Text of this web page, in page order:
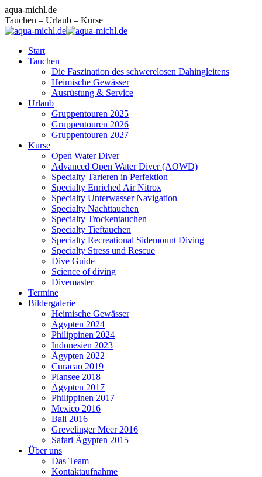
Zum
Inhalt
springen
Facebook
page
opens
new
window
Instagram
page
opens
new
window
E-
Mail
page
new
aqua-michl.de
Tauchen – Urlaub – Kurse
Start
Tauchen
Die Faszination des schwerelosen Dahingleitens
Heimische Gewässer
Ausrüstung & Service
Urlaub
Gruppentouren 2025
Gruppentouren 2026
Gruppentouren 2027
Kurse
Open Water Diver
Advanced Open Water Diver (AOWD)
Specialty Tarieren in Perfektion
Specialty Enriched Air Nitrox
Specialty Unterwasser Navigation
Specialty Nachttauchen
Specialty Trockentauchen
Specialty Tieftauchen
Specialty Recreational Sidemount Diving
Specialty Stress und Rescue
Dive Guide
Science of diving
Divemaster
Termine
Bildergalerie
Heimische Gewässer
Ägypten 2024
Philippinen 2024
Indonesien 2023
Ägypten 2022
Curacao 2019
Plansee 2018
Ägypten 2017
Philippinen 2017
Mexico 2016
Bali 2016
Grevelinger Meer 2016
Safari Ägypten 2015
Über uns
Das Team
Kontaktaufnahme